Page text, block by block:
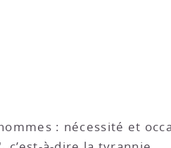
: nécessité et